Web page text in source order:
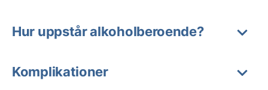
Hur uppstår alkoholberoende?
Komplikationer